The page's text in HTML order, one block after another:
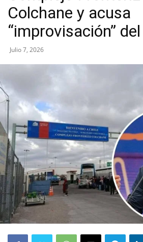
Colchane y acusa
“improvisación”
Julio 7, 2026